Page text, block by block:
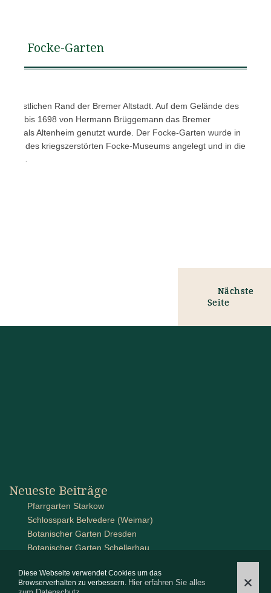
Diese Webseite verwendet Cookies um das
Browserverhalten zu verbessern. Hier erfahren Sie alles
Focke-Garten
westlichen Rand der Bremer Altstadt. Auf dem Gelände des
bis 1698 von Hermann Brüggemann das Bremer
als Altenheim genutzt wurde. Der Focke-Garten wurde in
des kriegszerstörten Focke-Museums angelegt und in die
Nächste
Seite
Neueste Beiträge
Pfarrgarten Starkow
Schlosspark Belvedere (Weimar)
Botanischer Garten Dresden
Botanischer Garten Schellerhau